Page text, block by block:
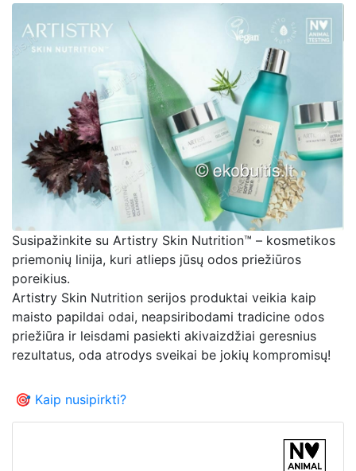
Susipažinkite su Artistry Skin Nutrition™ – kosmetikos
priemonių linija, kuri atlieps jūsų odos priežiūros
poreikius.
Artistry Skin Nutrition serijos produktai veikia kaip
maisto papildai odai, neapsiribodami tradicine odos
priežiūra ir leisdami pasiekti akivaizdžiai geresnius
rezultatus, oda atrodys sveikai be jokių kompromisų!
🎯 Kaip nusipirkti?